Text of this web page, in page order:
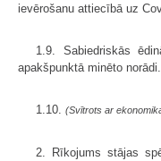
ievērošanu attiecībā uz
1.9. Sabiedriskās
apakšpunktā minēto norādi.
1.10. (Svītrots ar
2. Rīkojums stājas